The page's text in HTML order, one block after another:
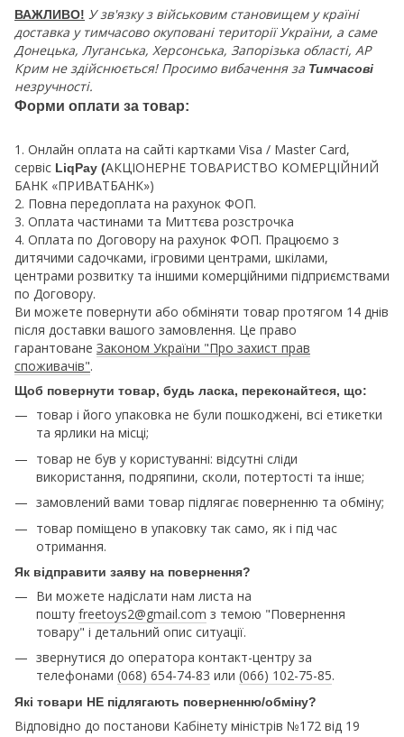
ВАЖЛИВО! У зв'язку з військовим становищем у країні
доставка у тимчасово окуповані території України, а саме
Донецька, Луганська, Херсонська, Запорізька області, АР
Крим не здійснюється! Просимо вибачення за Тимчасові
незручності.
Форми оплати за товар:
1. Онлайн оплата на сайті картками Visa / Master Card,
сервіс LiqPay (АКЦІОНЕРНЕ ТОВАРИСТВО КОМЕРЦІЙНИЙ
БАНК «ПРИВАТБАНК»)
2. Повна передоплата на рахунок ФОП.
3. Оплата частинами та Миттєва розстрочка
4. Оплата по Договору на рахунок ФОП. Працюємо з
дитячими садочками, ігровими центрами, шкілами,
центрами розвитку та іншими комерційними підприємствами
по Договору.
Ви можете повернути або обміняти товар протягом 14 днів
після доставки вашого замовлення. Це право
гарантоване Законом України "Про захист прав
споживачів".
Щоб повернути товар, будь ласка, переконайтеся, що:
товар і його упаковка не були пошкоджені, всі етикетки
та ярлики на місці;
товар не був у користуванні: відсутні сліди
використання, подряпини, сколи, потертості та інше;
замовлений вами товар підлягає поверненню та обміну;
товар поміщено в упаковку так само, як і під час
отримання.
Як відправити заяву на повернення?
Ви можете надіслати нам листа на
пошту freetoys2@gmail.com з темою "Повернення
товару" і детальний опис ситуації.
звернутися до оператора контакт-центру за
телефонами (068) 654-74-83 или (066) 102-75-85.
Які товари НЕ підлягають поверненню/обміну?
Відповідно до постанови Кабінету міністрів №172 від 19